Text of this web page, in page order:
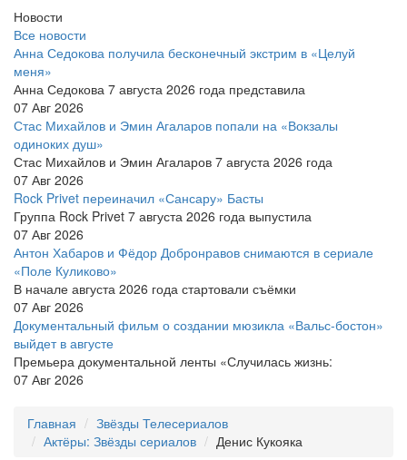
Новости
Все новости
Анна Седокова получила бесконечный экстрим в «Целуй
меня»
Анна Седокова 7 августа 2026 года представила
07 Авг 2026
Стас Михайлов и Эмин Агаларов попали на «Вокзалы
одиноких душ»
Стас Михайлов и Эмин Агаларов 7 августа 2026 года
07 Авг 2026
Rock Privet переиначил «Сансару» Басты
Группа Rock Privet 7 августа 2026 года выпустила
07 Авг 2026
Антон Хабаров и Фёдор Добронравов снимаются в сериале
«Поле Куликово»
В начале августа 2026 года стартовали съёмки
07 Авг 2026
Документальный фильм о создании мюзикла «Вальс-бостон»
выйдет в августе
Премьера документальной ленты «Случилась жизнь:
07 Авг 2026
Главная
Звёзды Телесериалов
Актёры: Звёзды сериалов
Денис Кукояка